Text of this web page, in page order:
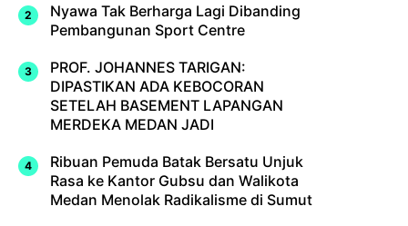
Nyawa Tak Berharga Lagi Dibanding
Pembangunan Sport Centre
PROF. JOHANNES TARIGAN:
DIPASTIKAN ADA KEBOCORAN
SETELAH BASEMENT LAPANGAN
MERDEKA MEDAN JADI
Ribuan Pemuda Batak Bersatu Unjuk
Rasa ke Kantor Gubsu dan Walikota
Medan Menolak Radikalisme di Sumut